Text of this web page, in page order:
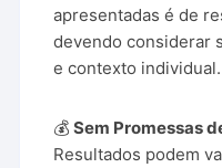
apresentadas é de
devendo considerar
e contexto individual.
💰Sem Promessas
Resultados podem